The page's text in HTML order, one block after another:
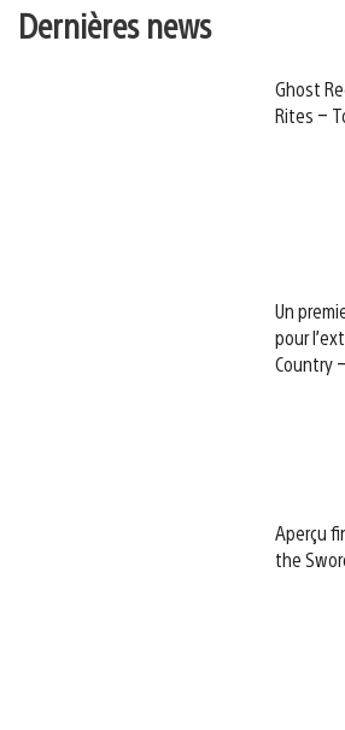
Dernières news
Ghost
Rites –
Un
pour
Country
Aperçu
the